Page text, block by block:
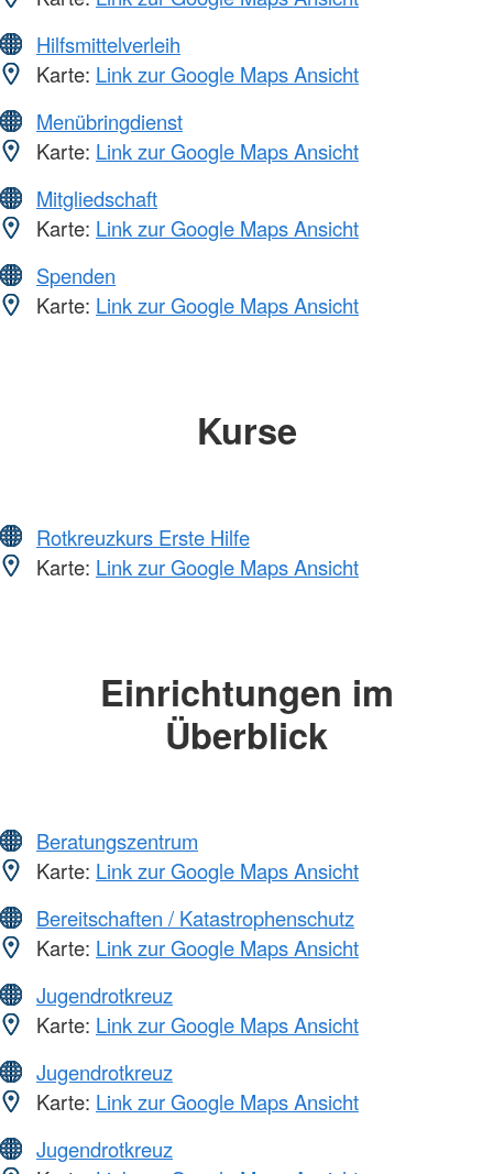
Hilfsmittelverleih
Karte: Link zur Google Maps Ansicht
Menübringdienst
Karte: Link zur Google Maps Ansicht
Mitgliedschaft
Karte: Link zur Google Maps Ansicht
Spenden
Karte: Link zur Google Maps Ansicht
Kurse
Rotkreuzkurs Erste Hilfe
Karte: Link zur Google Maps Ansicht
Einrichtungen im
Überblick
Beratungszentrum
Karte: Link zur Google Maps Ansicht
Bereitschaften / Katastrophenschutz
Karte: Link zur Google Maps Ansicht
Jugendrotkreuz
Karte: Link zur Google Maps Ansicht
Jugendrotkreuz
Karte: Link zur Google Maps Ansicht
Jugendrotkreuz